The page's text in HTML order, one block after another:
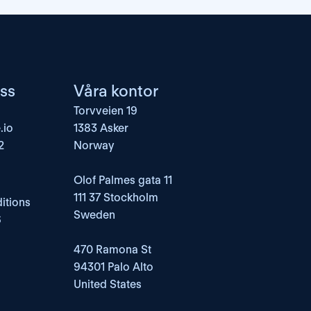
Våra kontor
Torvveien 19
1383 Asker
Norway
Olof Palmes gata 11
111 37 Stockholm
Sweden
470 Ramona St
94301 Palo Alto
United States